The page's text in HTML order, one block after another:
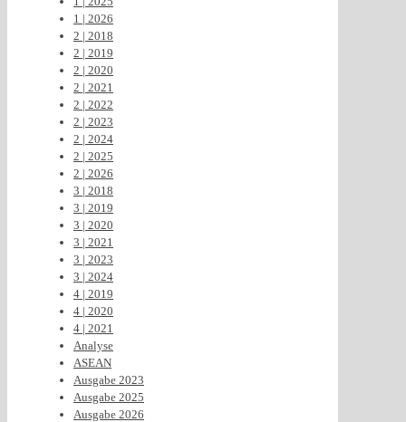
1 | 2026
2 | 2018
2 | 2019
2 | 2020
2 | 2021
2 | 2022
2 | 2023
2 | 2024
2 | 2025
2 | 2026
3 | 2018
3 | 2019
3 | 2020
3 | 2021
3 | 2023
3 | 2024
4 | 2019
4 | 2020
4 | 2021
Analyse
ASEAN
Ausgabe 2023
Ausgabe 2025
Ausgabe 2026